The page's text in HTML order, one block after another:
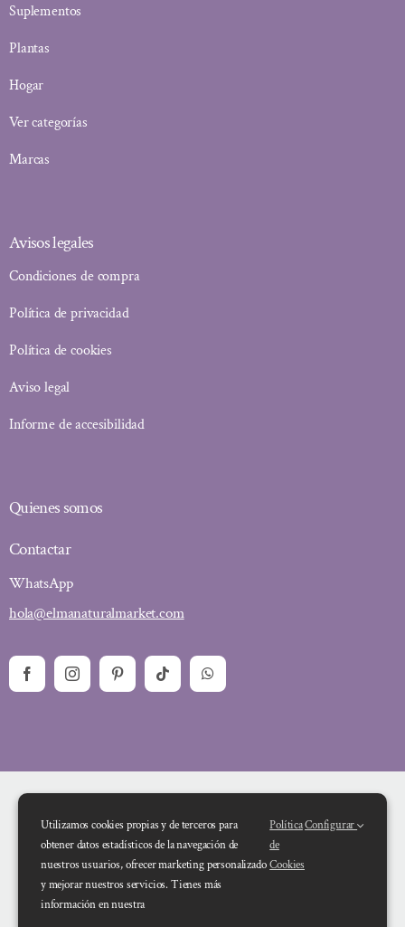
Suplementos
Plantas
Hogar
Ver categorías
Marcas
Avisos legales
Condiciones de compra
Política de privacidad
Política de cookies
Aviso legal
Informe de accesibilidad
Quienes somos
Contactar
WhatsApp
hola@elmanaturalmarket.com
Financiado por la Unión Europea – NextGenerationEU. Sin embargo, los
Utilizamos cookies propias y de terceros para
obtener datos estadísticos de la navegación de
nuestros usuarios, ofrecer marketing personalizado
y mejorar nuestros servicios. Tienes más
información en nuestra
Política
de
Cookies
Configurar